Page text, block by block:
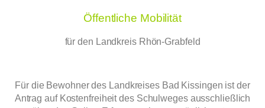
Öffentliche Mobilität
für den Landkreis Rhön-Grabfeld
Für die Bewohner des Landkreises Bad Kissingen ist der
Antrag auf Kostenfreiheit des Schulweges ausschließlich